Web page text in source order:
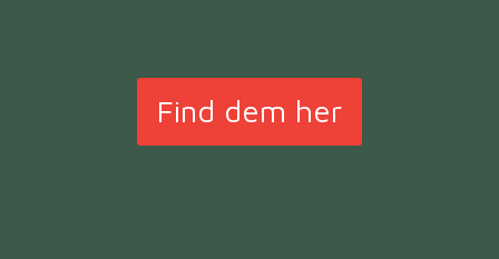
Find dem her